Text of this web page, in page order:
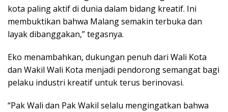
kota paling aktif di dunia dalam bidang kreatif. Ini
membuktikan bahwa Malang semakin terbuka dan
layak dibanggakan,” tegasnya.
Eko menambahkan, dukungan penuh dari Wali Kota
dan Wakil Wali Kota menjadi pendorong semangat bagi
pelaku industri kreatif untuk terus berinovasi.
“Pak Wali dan Pak Wakil selalu mengingatkan bahwa